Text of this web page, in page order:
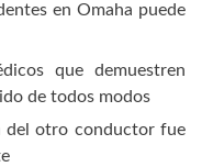
en Omaha puede
que demuestren
de todos modos
del otro conductor fue